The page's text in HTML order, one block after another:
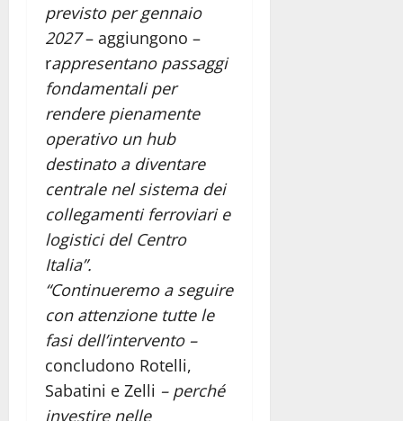
previsto per gennaio
2027– aggiungono –
rappresentano passaggi
fondamentali per
rendere pienamente
operativo un hub
destinato a diventare
centrale nel sistema dei
collegamenti ferroviari e
logistici del Centro
Italia”.
“Continueremo a seguire
con attenzione tutte le
fasi dell’intervento –
concludono Rotelli,
Sabatini e Zelli – perché
investire nelle